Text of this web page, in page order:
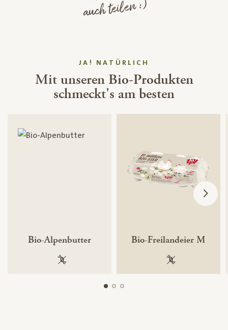
auch teilen :)
JA! NATÜRLICH
Mit unseren Bio-Produkten
schmeckt's am besten
Bio-Alpenbutter
100 % gentechnikfrei
Bio-Freilandeier M
100 %